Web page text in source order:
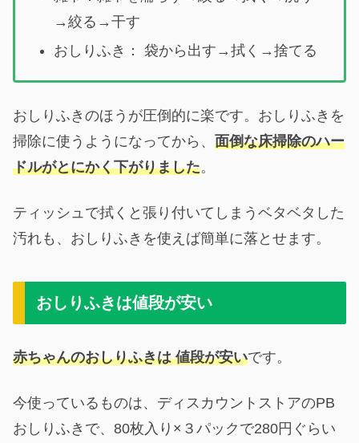
→絞る→干す
おしりふき： 袋から出す→拭く→捨てる
おしりふきのほうが圧倒的に楽です。おしりふきを
掃除に使うようになってから、 面倒な床掃除のハー
ドルがとにかく下がりました。
ティッシュで拭くと張り付いてしまうベタベタした
汚れも、おしりふきを使えば簡単に落とせます。
おしりふきは値段が安い
赤ちゃんのおしりふきは 値段が安いです。
今使っているものは、ディスカウントストアのPB
おしりふきで、80枚入り×３パックで280円ぐらい